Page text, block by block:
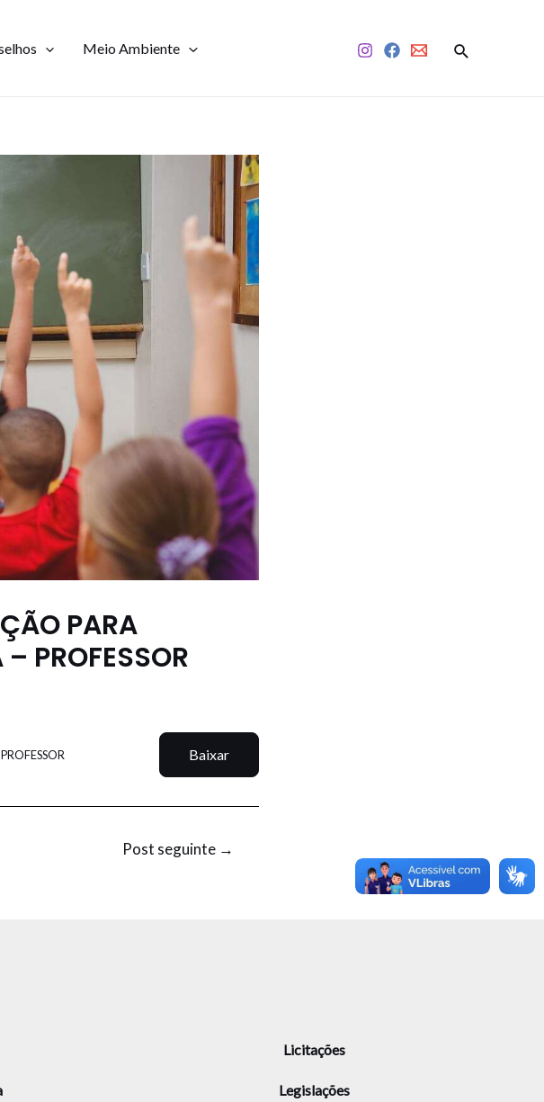
Meio Ambiente
PARA
PROFESSOR
Baixar
Post seguinte →
Licitações
Legislações